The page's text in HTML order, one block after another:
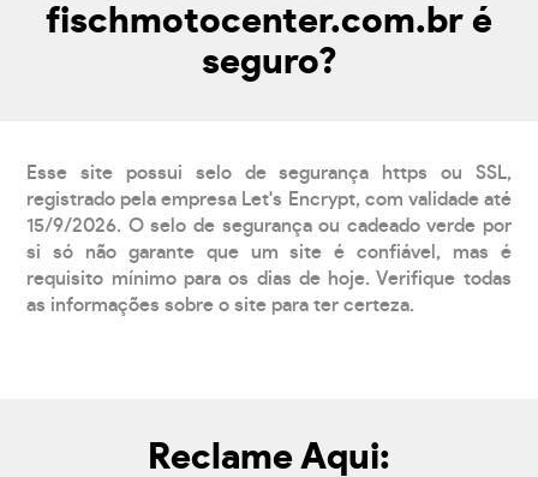
fischmotocenter.com.br é
seguro?
Esse site possui selo de segurança https ou SSL,
registrado pela empresa Let's Encrypt, com validade até
15/9/2026. O selo de segurança ou cadeado verde por
si só não garante que um site é confiável, mas é
requisito mínimo para os dias de hoje. Verifique todas
as informações sobre o site para ter certeza.
Reclame Aqui: